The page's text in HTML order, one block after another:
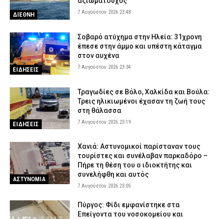
ΕΙΔΗΣΕΙΣ 7 Αυγούστου 2026 17:00
Γρεβενά: Ο Σύλλογος Αλληλεγγύης και Εθελοντισμού «Ελπίδα»
προχώρησε σε δωρεά ειδών ιματισμού στο Αστυνομικό Τμήμα
ΣΩΜΑΤΑ ΑΣΦΑΛΕΙΑΣ 7 Αυγούστου 2026 16:48
Κορινθία: Μήνυμα του 112 για φωτιά στο Στεφάνι –
ΕΙΔΗΣΕΙΣ 7 Αυγούστου 2026 16:35
Πιερία: Συνελήφθησαν δύο άνδρες που διέρρηξαν ΙΧ και άρπαξαν
αντικείμενα αξίας άνω των 19.000 ευρώ
ΑΣΤΥΝΟΜΙΑ 7 Αυγούστου 2026 16:23
Πολύ υψηλός κίνδυνος πυρκαγιάς το Σάββατο – Ποιες περιοχές
τίθενται σε «Red Code»
ΕΙΔΗΣΕΙΣ 7 Αυγούστου 2026 16:10
ΔΙΕΘΝΗ 7 Αυγούστου 2026 23:48
ΕΙΔΗΣΕΙΣ
Σοβαρό ατύχημα στην Ηλεία: 31χρονη
έπεσε στην άμμο και υπέστη κάταγμα
στον αυχένα
7 Αυγούστου 2026 23:34
ΕΙΔΗΣΕΙΣ
Τραγωδίες σε Βόλο, Χαλκίδα και Βούλα:
Τρεις ηλικιωμένοι έχασαν τη ζωή τους
στη θάλασσα
7 Αυγούστου 2026 23:19
ΑΣΤΥΝΟΜΙΑ
Χανιά: Αστυνομικοί παρίσταναν τους
τουρίστες και συνέλαβαν παρκαδόρο –
Πήρε τη θέση του ο ιδιοκτήτης και
συνελήφθη και αυτός
7 Αυγούστου 2026 23:05
Πύργος: Φίδι εμφανίστηκε στα
Επείγοντα του νοσοκομείου και